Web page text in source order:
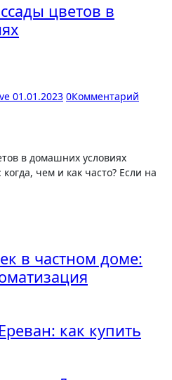
цветов в
01.01.2023 0Комментарий
чем и как часто? Если на
в частном доме:
как купить